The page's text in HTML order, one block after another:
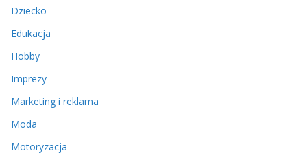
Dziecko
Edukacja
Hobby
Imprezy
Marketing i reklama
Moda
Motoryzacja